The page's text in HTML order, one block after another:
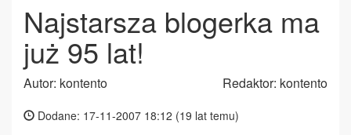
Najstarsza blogerka ma
już 95 lat!
Autor: kontento Redaktor: kontento
Dodane: 17-11-2007 18:12 (19 lat temu)